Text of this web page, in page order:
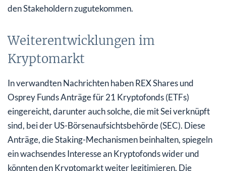
den Stakeholdern zugutekommen.
Weiterentwicklungen im
Kryptomarkt
In verwandten Nachrichten haben REX Shares und
Osprey Funds Anträge für 21 Kryptofonds (ETFs)
eingereicht, darunter auch solche, die mit Sei verknüpft
sind, bei der US-Börsenaufsichtsbehörde (SEC). Diese
Anträge, die Staking-Mechanismen beinhalten, spiegeln
ein wachsendes Interesse an Kryptofonds wider und
könnten den Kryptomarkt weiter legitimieren. Die